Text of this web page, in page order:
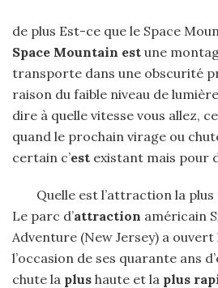
de plus Est-ce que le Space
Space Mountain est une
transporte dans une obscurité
raison du faible niveau de
dire à quelle vitesse vous allez,
quand le prochain virage ou
certain c’est existant mais pour
Quelle est l’attraction la
Le parc d’attraction américain
Adventure (New Jersey) a ouvert
l’occasion de ses quarante ans
chute la plus haute et la plus